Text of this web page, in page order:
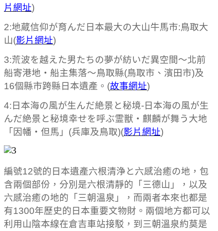
片網址)
2:地蔵信仰が育んだ日本最大の大山牛馬市:鳥取大
山(影片網址)
3:荒波を越えた男たちの夢が紡いだ異空間～北前
船寄港地・船主集落～鳥取縣(鳥取市、濱田市)及
16個縣市跨縣日本遺產。(故事網址)
4:日本海の風が生んだ絶景と秘境-日本海の風が生
んだ絶景と秘境幸せを呼ぶ霊獣・麒麟が舞う大地
「因幡・但馬」(兵庫及鳥取)(影片網址)
編號12號的日本遺產六根清浄と六感治癒の地，包
含兩個部份，分別是六根清靜的「三德山」，以及
六感治癒の地的「三朝溫泉」，而兩者本來也都是
有1300年歷史的日本重要文物財。兩個地方都可以
利用山陰本線在倉吉車站接駁，到三朝溫泉約莫是